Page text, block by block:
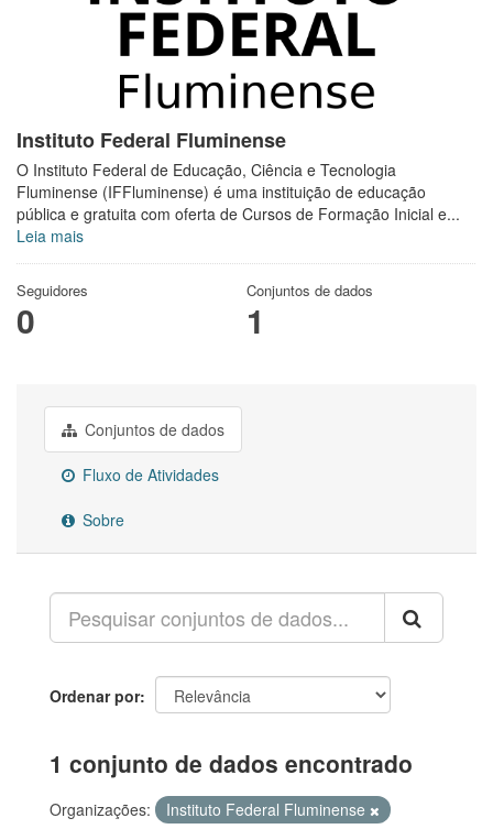
Instituto Federal Fluminense
O Instituto Federal de Educação, Ciência e Tecnologia
Fluminense (IFFluminense) é uma instituição de educação
pública e gratuita com oferta de Cursos de Formação Inicial e...
Leia mais
Seguidores
0
Conjuntos de dados
1
Conjuntos de dados
Fluxo de Atividades
Sobre
Ordenar por
1 conjunto de dados encontrado
Organizações:
Instituto Federal Fluminense